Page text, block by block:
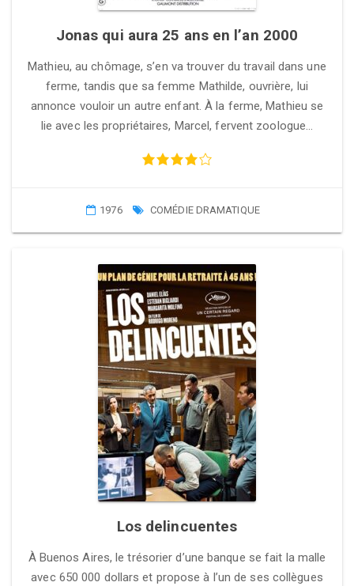
Jonas qui aura 25 ans en l’an 2000
Mathieu, au chômage, s’en va trouver du travail dans une
ferme, tandis que sa femme Mathilde, ouvrière, lui
annonce vouloir un autre enfant. À la ferme, Mathieu se
lie avec les propriétaires, Marcel, fervent zoologue…
1976 COMÉDIE DRAMATIQUE
Los delincuentes
À Buenos Aires, le trésorier d’une banque se fait la malle
avec 650 000 dollars et propose à l’un de ses collègues